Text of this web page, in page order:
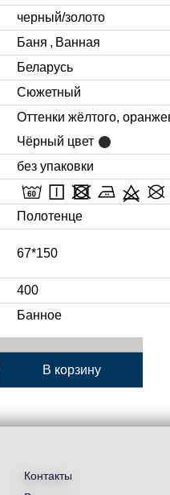
черный/золото
Баня , Ванная
Беларусь
Сюжетный
Оттенки жёлтого,
Чёрный цвет
без упаковки
Полотенце
67*150
400
Банное
В корзину
Контакты